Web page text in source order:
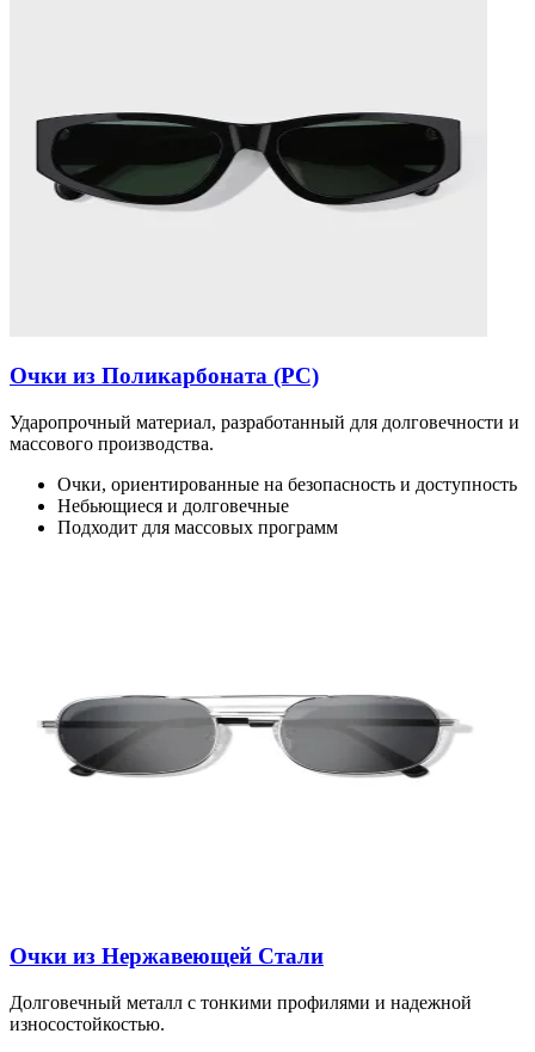
Очки из Поликарбоната (PC)
Ударопрочный материал, разработанный для долговечности и
массового производства.
Очки, ориентированные на безопасность и доступность
Небьющиеся и долговечные
Подходит для массовых программ
Очки из Нержавеющей Стали
Долговечный металл с тонкими профилями и надежной
износостойкостью.